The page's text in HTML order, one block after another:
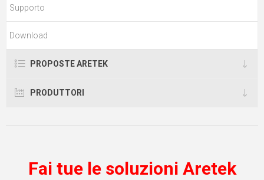
Supporto
Download
PROPOSTE ARETEK
PRODUTTORI
Fai tue le soluzioni Aretek